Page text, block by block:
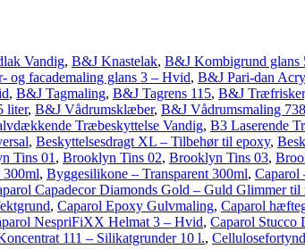
Vandig, B&J Knastelak, B&J Kombigrund glans
og facademaling glans 3 – Hvid, B&J Pari-dan
, B&J Tagmaling, B&J Tagrens 115, B&J
liter, B&J Vådrumsklæber, B&J Vådrumsmaling
Træbeskyttelse Vandig, B3 Laserende
, Beskyttelsesdragt XL – Tilbehør til epoxy,
Tins 01 , Brooklyn Tins 02, Brooklyn Tins 03,
, Byggesilikone – Transparent 300ml, Caparol
Capadecor Diamonds Gold – Guld Glimmer til
, Caparol Epoxy Gulvmaling, Caparol
NespriFiXX Helmat 3 – Hvid, Caparol Stucco
111 – Silikatgrunder 10 l.,